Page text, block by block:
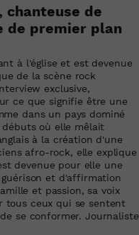
chanteuse de
de premier plan
à l'église et est devenue
de la scène rock
exclusive,
ce que signifie être une
dans un pays dominé
débuts où elle mêlait
à la création d'une
afro-rock, elle explique
devenue pour elle une
et d'affirmation
et passion, sa voix
tous ceux qui se sentent
se conformer. Journaliste